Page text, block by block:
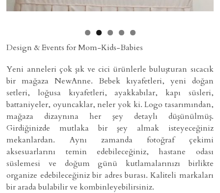
Design & Events for Mom-Kids-Babies
Yeni anneleri çok şık ve cici ürünlerle buluşturan sıcacık
bir mağaza NewAnne. Bebek kıyafetleri, yeni doğan
setleri, loğusa kıyafetleri, ayakkabılar, kapı süsleri,
battaniyeler, oyuncaklar, neler yok ki. Logo tasarımından,
mağaza dizaynına her şey detaylı düşünülmüş.
Girdiğinizde mutlaka bir şey almak isteyeceğiniz
mekanlardan. Aynı zamanda fotoğraf çekimi
aksesuarlarını temin edebileceğiniz, hastane odası
süslemesi ve doğum günü kutlamalarınızı birlikte
organize edebileceğiniz bir adres burası. Kaliteli markaları
bir arada bulabilir ve kombinleyebilirsiniz.